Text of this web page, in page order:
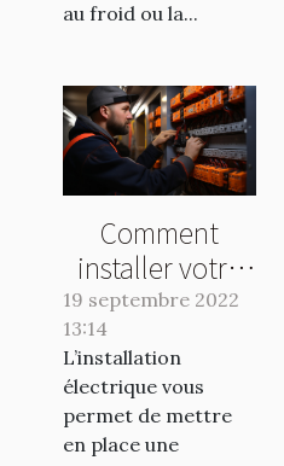
au froid ou la...
Comment
installer votre
type
d’électricité
domestique ?
19 septembre 2022
13:14
L’installation
électrique vous
permet de mettre
en place une